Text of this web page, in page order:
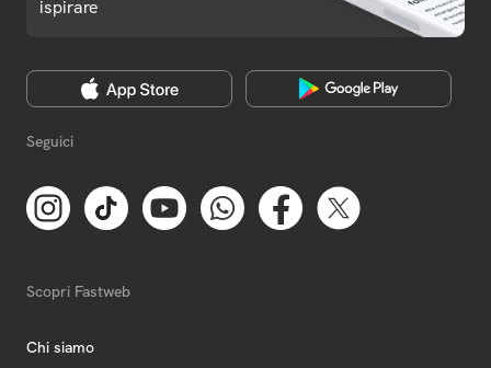
ispirare
Seguici
Scopri Fastweb
Chi siamo